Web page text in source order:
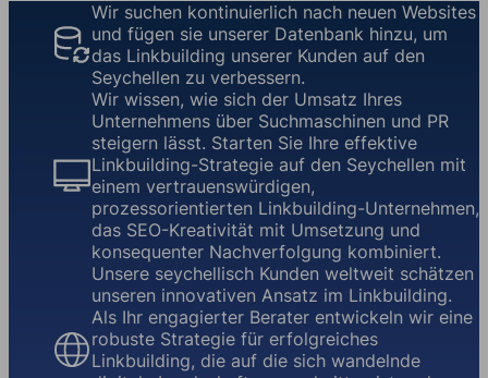
Wir suchen kontinuierlich nach neuen Websites
und fügen sie unserer Datenbank hinzu, um
das Linkbuilding unserer Kunden auf den
Seychellen zu verbessern.
Wir wissen, wie sich der Umsatz Ihres
Unternehmens über Suchmaschinen und PR
steigern lässt. Starten Sie Ihre effektive
Linkbuilding-Strategie auf den Seychellen mit
einem vertrauenswürdigen,
prozessorientierten Linkbuilding-Unternehmen,
das SEO-Kreativität mit Umsetzung und
konsequenter Nachverfolgung kombiniert.
Unsere seychellisch Kunden weltweit schätzen
unseren innovativen Ansatz im Linkbuilding.
Als Ihr engagierter Berater entwickeln wir eine
robuste Strategie für erfolgreiches
Linkbuilding, die auf die sich wandelnde